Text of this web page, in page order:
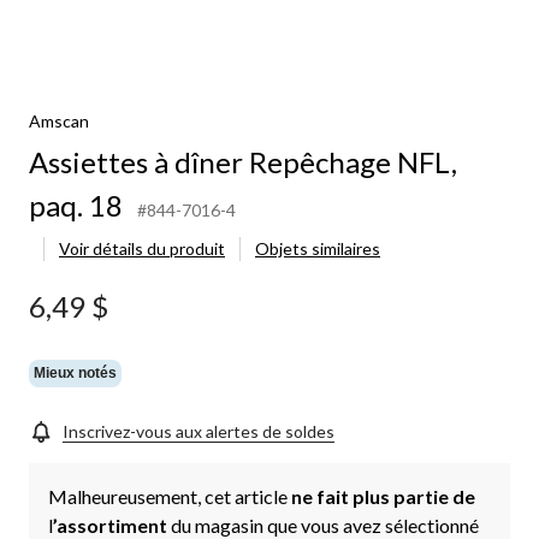
Amscan
Assiettes à dîner Repêchage NFL,
paq. 18
#844-7016-4
Voir détails du produit
Objets similaires
6,49 $
Mieux notés
Inscrivez-vous aux alertes de soldes
Malheureusement, cet article ne fait plus partie de
l’assortiment du magasin que vous avez sélectionné